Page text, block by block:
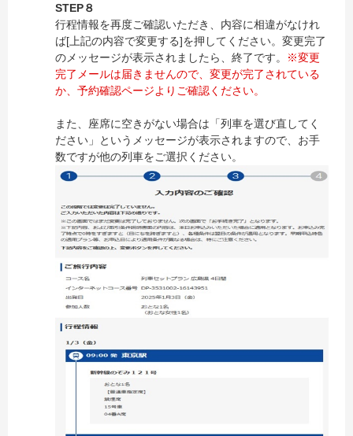
STEP８
行程情報を再度ご確認いただき、内容に相違がなけれ
ば[上記の内容で変更する]を押してください。変更完了
のメッセージが表示されましたら、終了です。
※変更
完了メールは届きませんので、変更が完了されている
か、予約確認ページよりご確認ください。
また、座席に空きがない場合は「列車を選び直してく
ださい」というメッセージが表示されますので、お手
数ですが他の列車をご選択ください。